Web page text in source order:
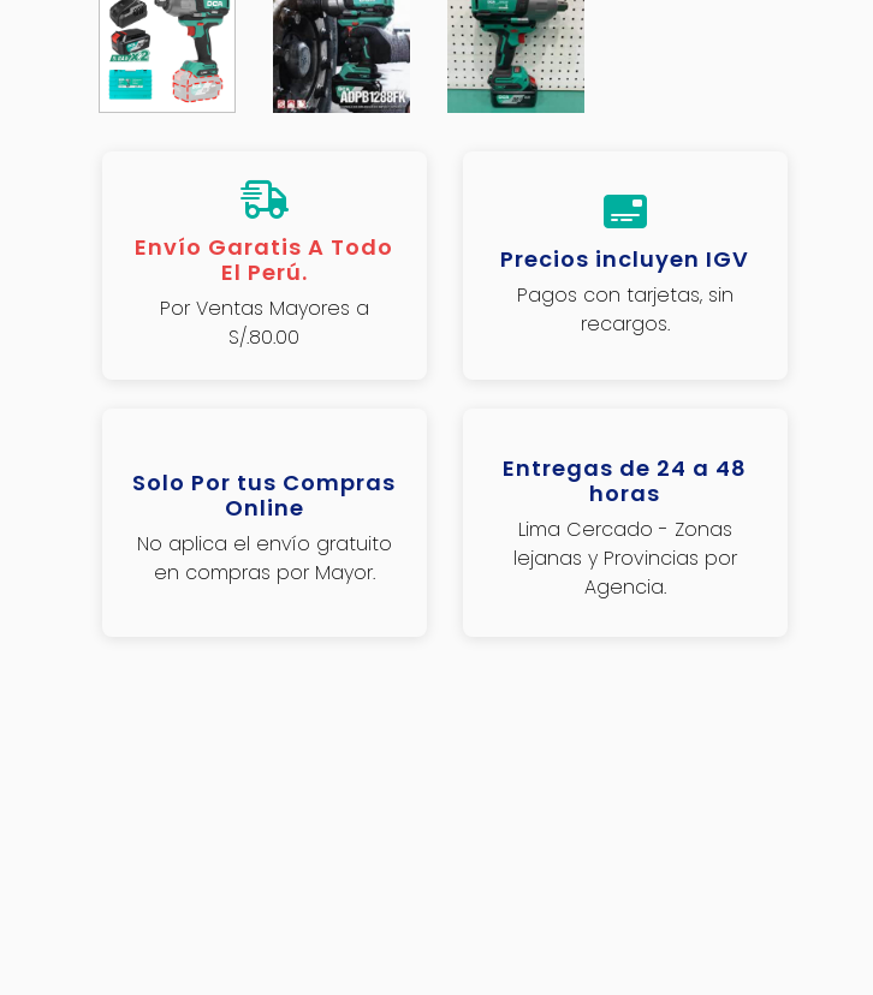
Envío Garatis A Todo
El Perú.
Por Ventas Mayores a
S/.80.00
Precios incluyen IGV
Pagos con tarjetas, sin
recargos.
Solo Por tus Compras
Online
No aplica el envío gratuito
en compras por Mayor.
Entregas de 24 a 48
horas
Lima Cercado - Zonas
lejanas y Provincias por
Agencia.